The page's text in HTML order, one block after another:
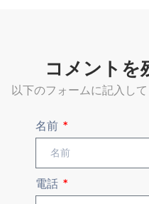
コメントを
以下のフォームに記入し
名前
電話